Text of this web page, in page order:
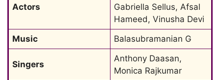
Actors
Gabriella Sellus, Afsal
Hameed, Vinusha Devi
Music
Balasubramanian G
Singers
Anthony Daasan,
Monica Rajkumar